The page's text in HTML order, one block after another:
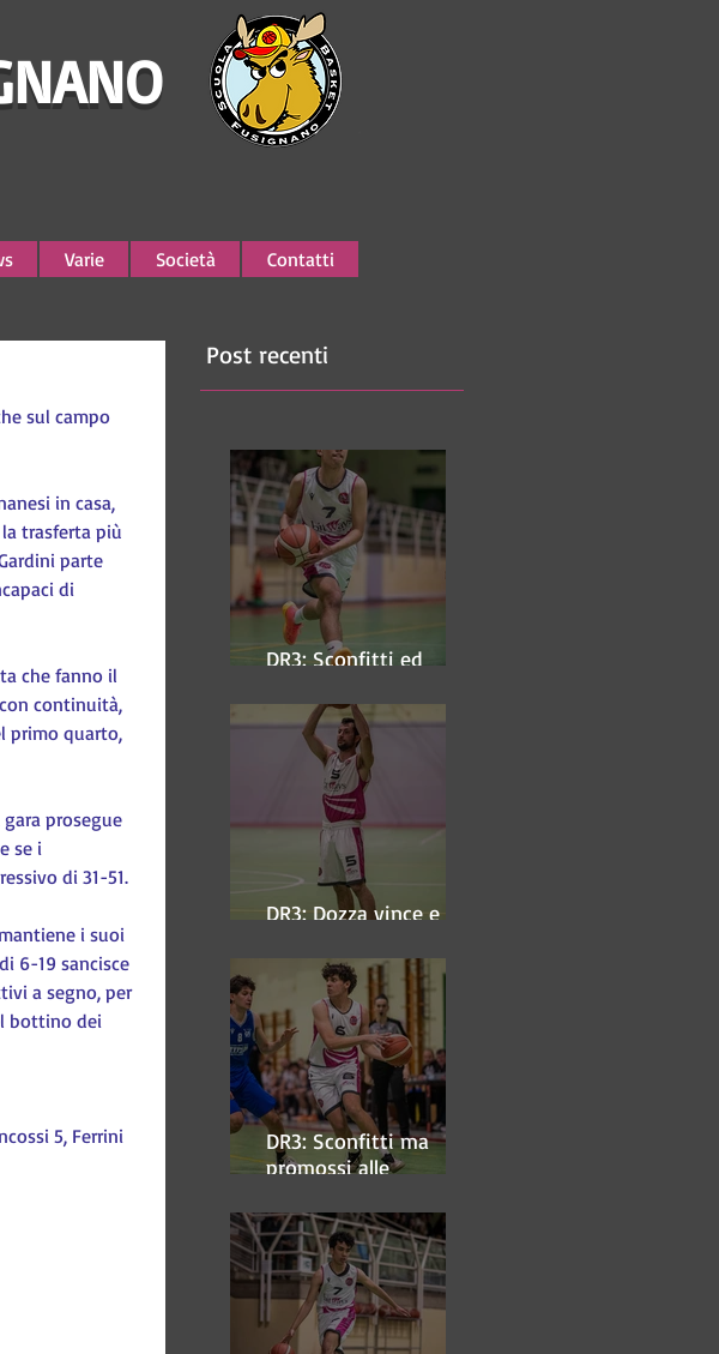
Varie Società Contatti
sul campo
in casa,
trasferta più
parte
di
che fanno il
continuità,
primo quarto,
prosegue
se i
di 31-51.
i suoi
6-19 sancisce
a segno, per
bottino dei
5, Ferrini
Post recenti
DR3: Sconfitti ed
DR3: Dozza vince e
DR3: Sconfitti ma
promossi alle